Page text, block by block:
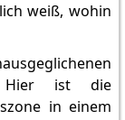
weiß, wohin
Hier ist die
in einem